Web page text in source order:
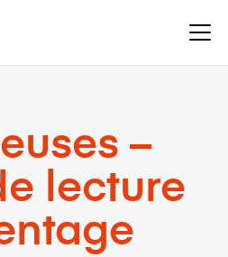
–
lecture